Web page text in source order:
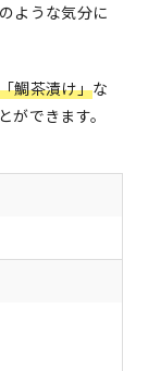
ような気分に
鯛茶漬け」な
できます。